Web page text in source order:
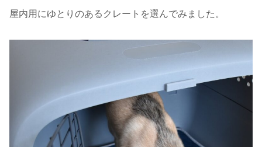
屋内用にゆとりのあるクレートを選んでみました。